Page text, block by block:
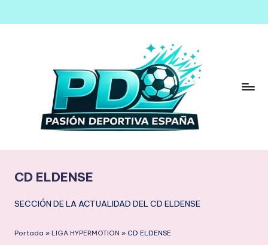
Saltar
CD ELDENSE
SECCIÓN DE LA ACTUALIDAD DEL CD ELDENSE
Portada » LIGA HYPERMOTION » CD ELDENSE